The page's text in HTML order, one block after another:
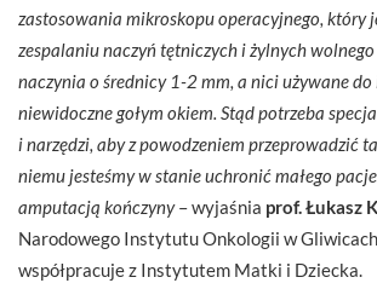
zastosowania mikroskopu operacyjnego, który
zespalaniu naczyń tętniczych i żylnych wolnego
naczynia o średnicy 1-2 mm, a nici używane do
niewidoczne gołym okiem. Stąd potrzeba
i narzędzi, aby z powodzeniem przeprowadzić
niemu jesteśmy w stanie uchronić małego
amputacją kończyny– wyjaśnia prof. Łukasz
Narodowego Instytutu Onkologii w
współpracuje z Instytutem Matki i Dziecka.